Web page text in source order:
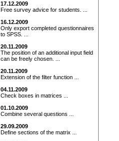
17.12.2009
Free survey advice for students. ...
16.12.2009
Only export completed questionnaires
to SPSS. ...
20.11.2009
The position of an additional input field
can be freely chosen. ...
20.11.2009
Extension of the filter function ...
04.11.2009
Check boxes in matrices ...
01.10.2009
Combine several questions ...
29.09.2009
Define sections of the matrix ...